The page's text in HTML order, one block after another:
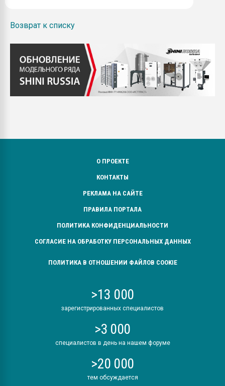
Возврат к списку
О ПРОЕКТЕ
КОНТАКТЫ
РЕКЛАМА НА САЙТЕ
ПРАВИЛА ПОРТАЛА
ПОЛИТИКА КОНФИДЕНЦИАЛЬНОСТИ
СОГЛАСИЕ НА ОБРАБОТКУ ПЕРСОНАЛЬНЫХ ДАННЫХ
ПОЛИТИКА В ОТНОШЕНИИ ФАЙЛОВ COOKIE
>13 000
зарегистрированных специалистов
>3 000
специалистов в день на нашем форуме
>20 000
тем обсуждается